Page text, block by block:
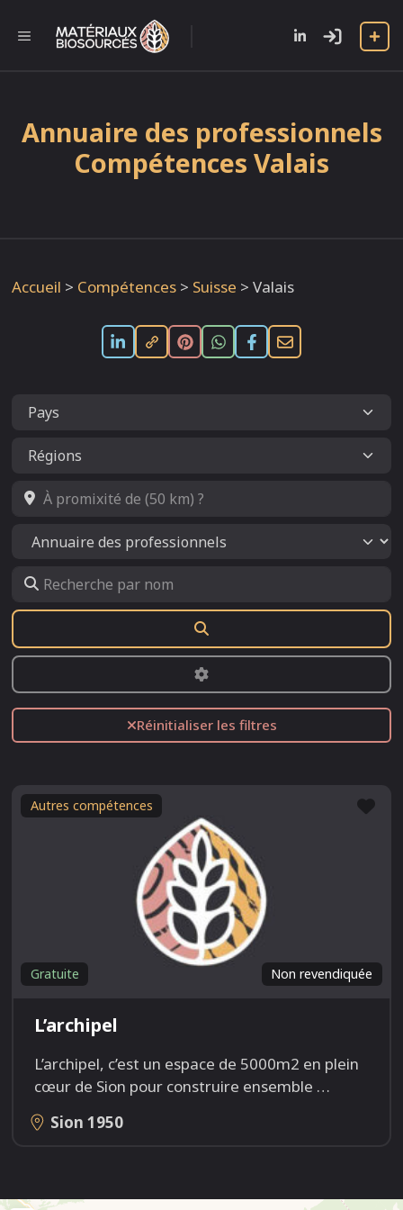
contenu
MENU
Annuaire des professionnels
Compétences Valais
Accueil > Compétences > Suisse > Valais
À promixité de (50 km) ?
Select search type
Recherche par nom
Advanced Filters
Réinitialiser les filtres
Autres compétences
Non revendiquée
Gratuite
L’archipel
L’archipel, c’est un espace de 5000m2 en plein
cœur de Sion pour construire ensemble …
Sion 1950